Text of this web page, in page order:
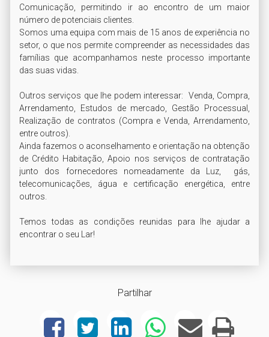
Partilhar
Comunicação, permitindo ir ao encontro de um maior
número de potenciais clientes.
Somos uma equipa com mais de 15 anos de experiência no
setor, o que nos permite compreender as necessidades das
famílias que acompanhamos neste processo importante
das suas vidas.
Outros serviços que lhe podem interessar:  Venda, Compra,
Arrendamento, Estudos de mercado, Gestão Processual,
Realização de contratos (Compra e Venda, Arrendamento,
entre outros).
Ainda fazemos o aconselhamento e orientação na obtenção
de Crédito Habitação, Apoio nos serviços de contratação
junto dos fornecedores nomeadamente da Luz,  gás,
telecomunicações, água e certificação energética, entre
outros.
Temos todas as condições reunidas para lhe ajudar a